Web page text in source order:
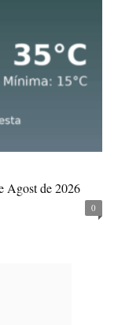
Agost de 2026
0